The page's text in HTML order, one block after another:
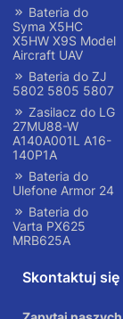
Bateria do
Syma X5HC
X5HW X9S Model
Aircraft UAV
Bateria do ZJ
5802 5805 5807
Zasilacz do LG
27MU88-W
A140A001L A16-
140P1A
Bateria do
Ulefone Armor 24
Bateria do
Varta PX625
MRB625A
Skontaktuj się